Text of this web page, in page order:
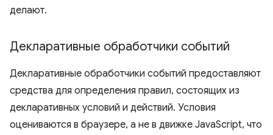
делают.
Декларативные обработчики событий
Декларативные обработчики событий предоставляют
средства для определения правил, состоящих из
декларативных условий и действий. Условия
оцениваются в браузере, а не в движке JavaScript, что